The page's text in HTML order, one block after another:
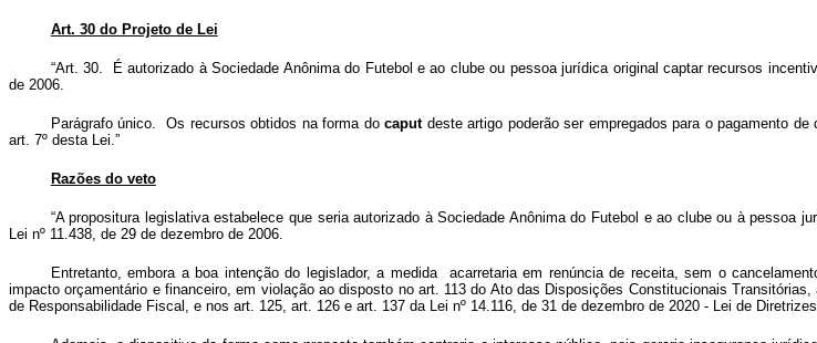
Art. 30 do Projeto de Lei
“Art. 30. É autorizado à Sociedade Anônima do Futebol e ao clube ou pessoa jurídica original captar recursos
de 2006.
Parágrafo único. Os recursos obtidos na forma docaputdeste artigo poderão ser empregados para o pagamento
art. 7º desta Lei.”
Razões do veto
“A propositura legislativa estabelece que seria autorizado à Sociedade Anônima do Futebol e ao clube ou à
Lei nº 11.438, de 29 de dezembro de 2006.
Entretanto, embora a boa intenção do legislador, a medida acarretaria em renúncia de receita, sem o
impacto orçamentário e financeiro, em violação ao disposto no art. 113 do Ato das Disposições Constitucionais
de Responsabilidade Fiscal, e nos art. 125, art. 126 e art. 137 da Lei nº 14.116, de 31 de dezembro de 2020 - Lei de